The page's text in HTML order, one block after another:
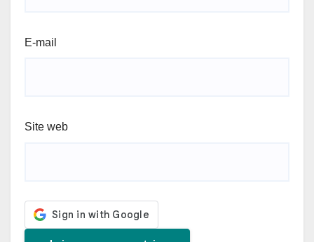
E-mail
Site web